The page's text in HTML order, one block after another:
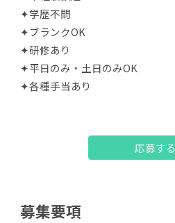
✦学歴不問
✦ブランクOK
✦研修あり
✦平日のみ・土日のみOK
✦各種手当あり
応募する
募集要項